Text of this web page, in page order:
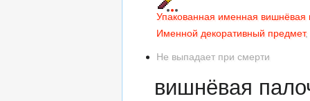
Упакованная именная вишнёвая
Именной декоративный предмет,
Не выпадает при смерти
вишнёвая